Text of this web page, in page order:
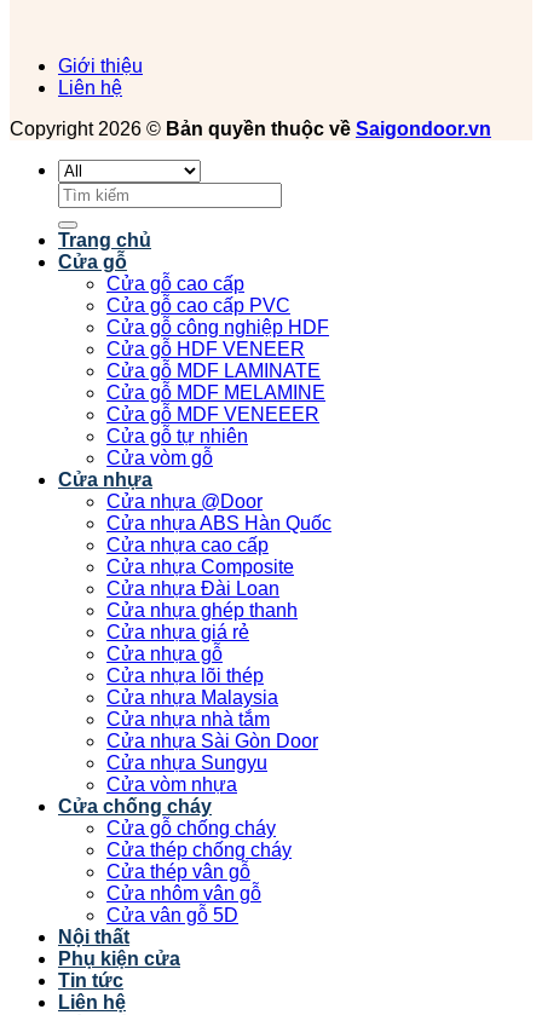
Giới thiệu
Liên hệ
Copyright 2026 © Bản quyền thuộc về Saigondoor.vn
Tìm
kiếm:
Trang chủ
Cửa gỗ
Cửa gỗ cao cấp
Cửa gỗ cao cấp PVC
Cửa gỗ công nghiệp HDF
Cửa gỗ HDF VENEER
Cửa gỗ MDF LAMINATE
Cửa gỗ MDF MELAMINE
Cửa gỗ MDF VENEEER
Cửa gỗ tự nhiên
Cửa vòm gỗ
Cửa nhựa
Cửa nhựa @Door
Cửa nhựa ABS Hàn Quốc
Cửa nhựa cao cấp
Cửa nhựa Composite
Cửa nhựa Đài Loan
Cửa nhựa ghép thanh
Cửa nhựa giá rẻ
Cửa nhựa gỗ
Cửa nhựa lõi thép
Cửa nhựa Malaysia
Cửa nhựa nhà tắm
Cửa nhựa Sài Gòn Door
Cửa nhựa Sungyu
Cửa vòm nhựa
Cửa chống cháy
Cửa gỗ chống cháy
Cửa thép chống cháy
Cửa thép vân gỗ
Cửa nhôm vân gỗ
Cửa vân gỗ 5D
Nội thất
Phụ kiện cửa
Tin tức
Liên hệ